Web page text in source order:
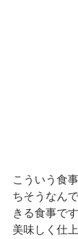
こういう食
ちそうなん
きる食事です
美味しく仕